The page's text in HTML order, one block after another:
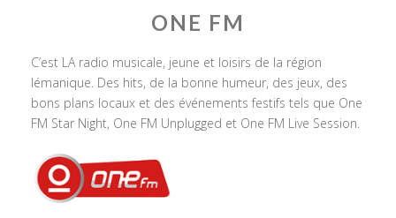
ONE FM
C’est LA radio musicale, jeune et loisirs de la région
lémanique. Des hits, de la bonne humeur, des jeux, des
bons plans locaux et des événements festifs tels que One
FM Star Night, One FM Unplugged et One FM Live Session.